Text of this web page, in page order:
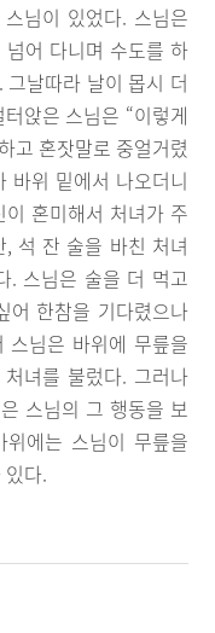
님이 있었다. 스님은
어 다니며 수도를 하
날따라 날이 몹시 더
앉은 스님은 “이렇게
고 혼잣말로 중얼거렸
바위 밑에서 나오더니
혼미해서 처녀가 주
석 잔 술을 바친 처녀
. 스님은 술을 더 먹고
어 한참을 기다렸으나
스님은 바위에 무릎을
녀를 불렀다. 그러나
스님의 그 행동을 보
위에는 스님이 무릎을
다.